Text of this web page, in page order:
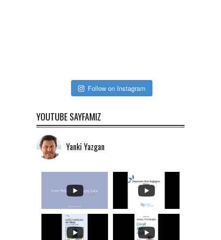
Follow on Instagram
YOUTUBE SAYFAMIZ
Yanki Yazgan